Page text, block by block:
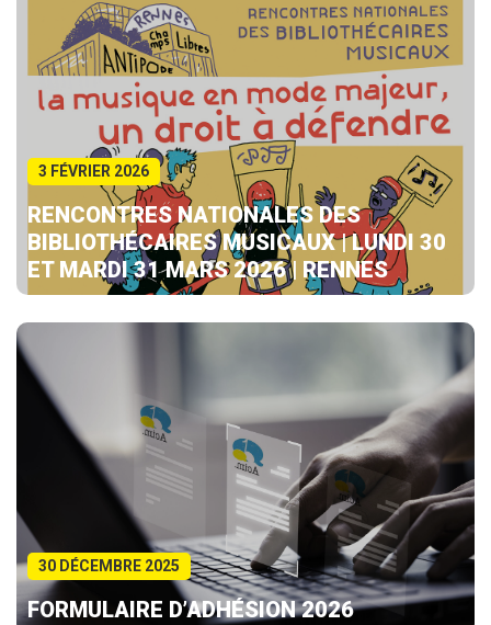
3 FÉVRIER 2026
RENCONTRES NATIONALES DES
BIBLIOTHÉCAIRES MUSICAUX | LUNDI 30
ET MARDI 31 MARS 2026 | RENNES
30 DÉCEMBRE 2025
FORMULAIRE D’ADHÉSION 2026